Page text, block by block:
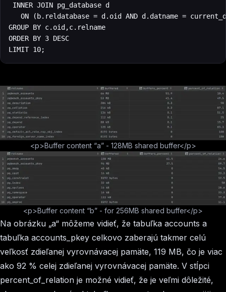
INNER JOIN pg_database d
ON (b.reldatabase = d.oid AND d.datname =
GROUP BY c.oid,c.relname
ORDER BY 3 DESC
LIMIT 10;
<p>Buffer content “a” - 128MB shared buffer</p>
<p>Buffer content “b” - for 256MB shared buffer</p>
Na obrázku „a“ môžeme vidieť, že tabuľka accounts a
tabuľka accounts_pkey celkovo zaberajú takmer celú
veľkosť zdieľanej vyrovnávacej pamäte, 119 MB, čo je viac
ako 92 % celej zdieľanej vyrovnávacej pamäte. V stĺpci
percent_of_relation je možné vidieť, že je veľmi dôležité,